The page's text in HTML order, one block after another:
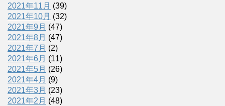
2021年11月 (39)
2021年10月 (32)
2021年9月 (47)
2021年8月 (47)
2021年7月 (2)
2021年6月 (11)
2021年5月 (26)
2021年4月 (9)
2021年3月 (23)
2021年2月 (48)